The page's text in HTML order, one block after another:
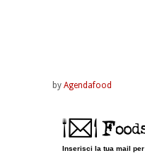
by Agendafood
Inserisci la tua mail